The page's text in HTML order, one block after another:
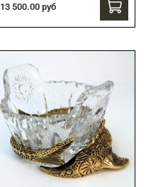
13 500.00 руб